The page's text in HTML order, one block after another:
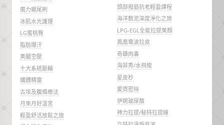
魔力蠍尾刷
冰肌水光護理
LG蜜桃臀
脂肪爆汗
美腿空壓
十大系統脈輪
纖體精靈
古埃及腹燭療法
月來月好溫宮
輕盈舒活放鬆之旅
頭部撥筋抗老輕盈課程
海洋敷泥深度淨化之旅
LPG-EGL全能拉提美顏
鳳凰電波拉皮
奇蹟肉毒
海菲秀/水飛梭
星皮秒
愛霓密絲
伊婉玻尿酸
神力拉提/秘特拉提線